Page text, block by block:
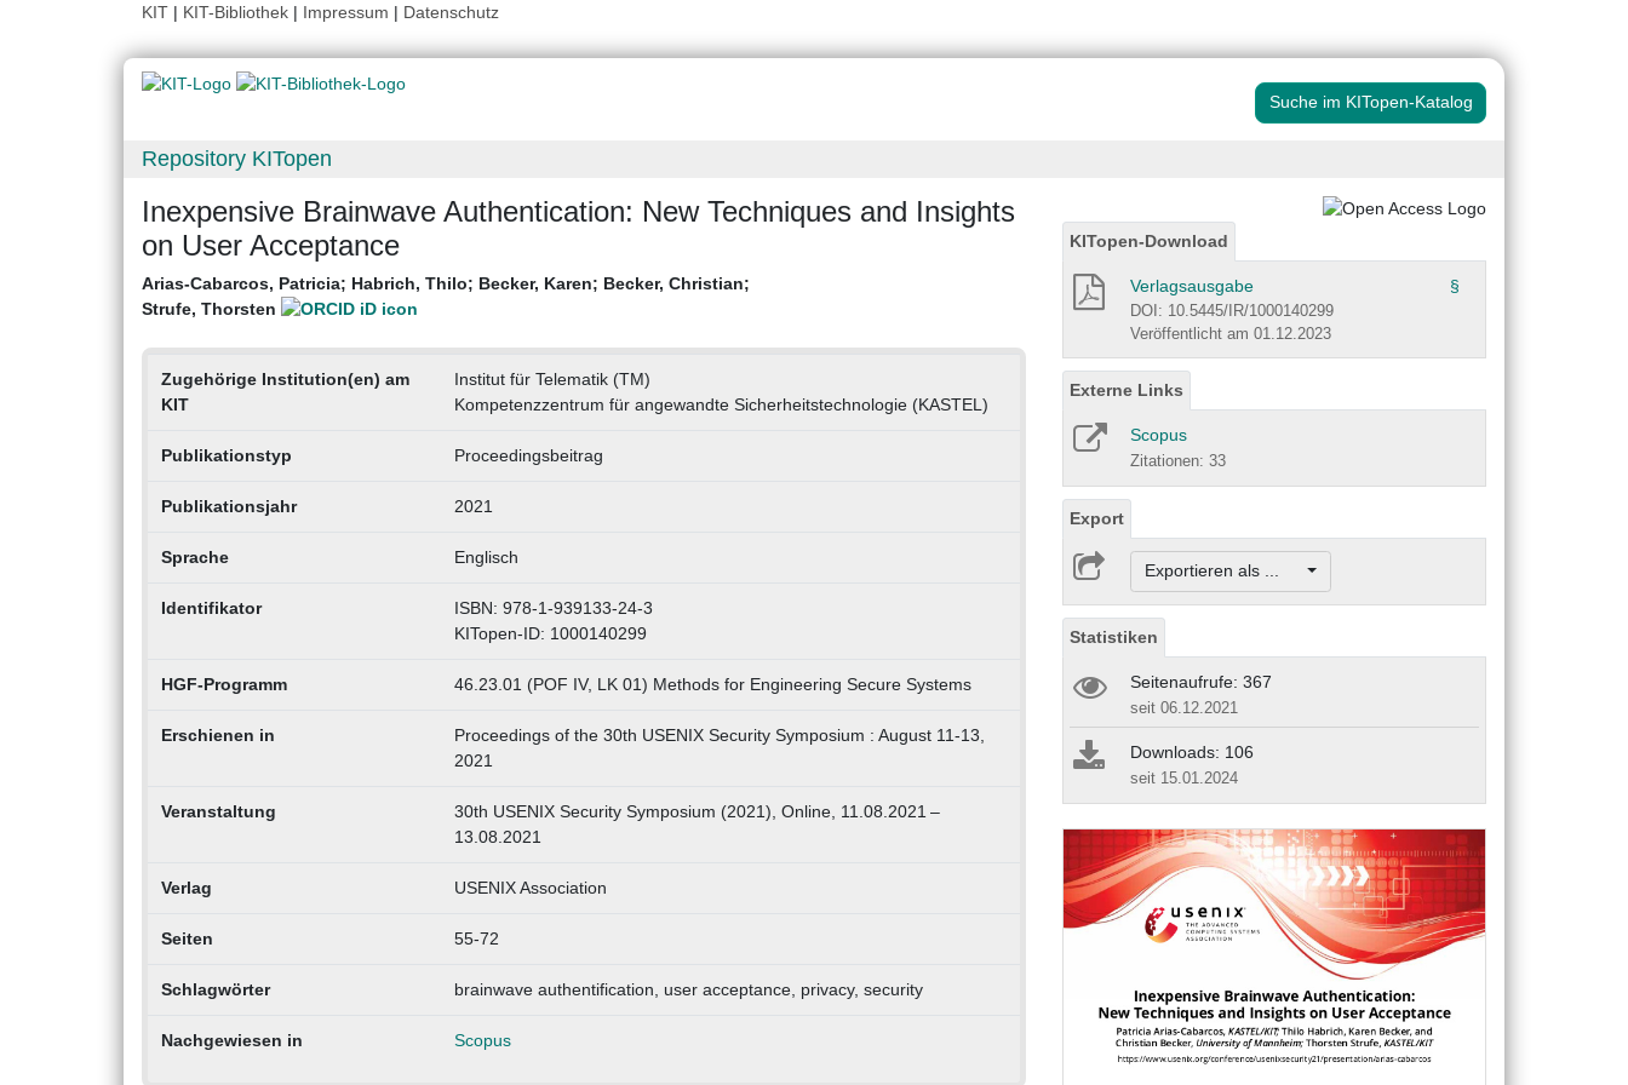
KIT | KIT-Bibliothek | Impressum | Datenschutz
Suche im KITopen-Katalog
Repository KITopen
Inexpensive Brainwave Authentication: New Techniques and Insights
on User Acceptance
Arias-Cabarcos, Patricia; Habrich, Thilo; Becker, Karen; Becker, Christian;
Strufe, Thorsten
Zugehörige Institution(en) am
KIT
Institut für Telematik (TM)
Kompetenzzentrum für angewandte Sicherheitstechnologie (KASTEL)
Publikationstyp Proceedingsbeitrag
Publikationsjahr 2021
Sprache Englisch
Identifikator
ISBN: 978-1-939133-24-3
KITopen-ID: 1000140299
HGF-Programm 46.23.01 (POF IV, LK 01) Methods for Engineering Secure Systems
Erschienen in
Proceedings of the 30th USENIX Security Symposium : August 11-13,
2021
Veranstaltung
30th USENIX Security Symposium (2021), Online, 11.08.2021 –
13.08.2021
Verlag USENIX Association
Seiten 55-72
Schlagwörter brainwave authentification, user acceptance, privacy, security
Nachgewiesen in Scopus
KITopen-Download
Verlagsausgabe §
DOI: 10.5445/IR/1000140299
Veröffentlicht am 01.12.2023
Externe Links
Scopus
Zitationen: 33
Export
Exportieren als ...
Statistiken
Seitenaufrufe: 367
seit 06.12.2021
Downloads: 106
seit 15.01.2024